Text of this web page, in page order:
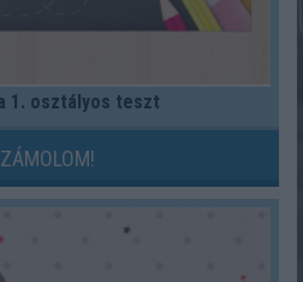
1. osztályos teszt